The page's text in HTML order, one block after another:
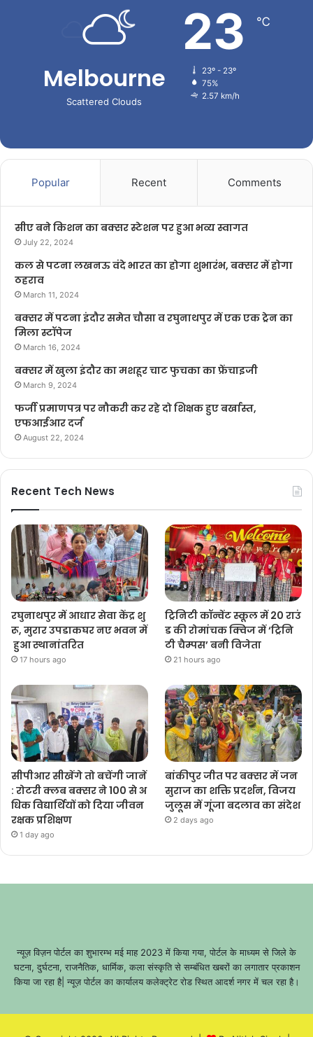
Melbourne
Scattered Clouds
23 ℃
23º - 23º
75%
2.57 km/h
Popular Recent Comments
सीए बने किशन का बक्सर स्टेशन पर हुआ भव्य स्वागत
July 22, 2024
कल से पटना लखनऊ वंदे भारत का होगा शुभारंभ, बक्सर में होगा
ठहराव
March 11, 2024
बक्सर में पटना इंदौर समेत चौसा व रघुनाथपुर में एक एक ट्रेन का
मिला स्टॉपेज
March 16, 2024
बक्सर में खुला इंदौर का मशहूर चाट फुचका का फ्रेंचाइजी
March 9, 2024
फर्जी प्रमाणपत्र पर नौकरी कर रहे दो शिक्षक हुए बर्खास्त,
एफआईआर दर्ज
August 22, 2024
Recent Tech News
रघुनाथपुर में आधार सेवा केंद्र शु
रू, मुरार उपडाकघर नए भवन में
हुआ स्थानांतरित
17 hours ago
ट्रिनिटी कॉन्वेंट स्कूल में 20 राउं
ड की रोमांचक क्विज में ‘ट्रिनि
टी चैम्पस’ बनी विजेता
21 hours ago
सीपीआर सीखेंगे तो बचेंगी जानें
: रोटरी क्लब बक्सर ने 100 से अ
धिक विद्यार्थियों को दिया जीवन
रक्षक प्रशिक्षण
1 day ago
बांकीपुर जीत पर बक्सर में जन
सुराज का शक्ति प्रदर्शन, विजय
जुलूस में गूंजा बदलाव का संदेश
2 days ago
न्यूज़ विज़न पोर्टल का शुभारम्भ मई माह 2023 में किया गया, पोर्टल के माध्यम से जिले के
घटना, दुर्घटना, राजनैतिक, धार्मिक, कला संस्कृति से सम्बंधित खबरों का लगातार प्रकाशन
किया जा रहा है| न्यूज़ पोर्टल का कार्यालय कलेक्ट्रेट रोड स्थित आदर्श नगर में चल रहा है।